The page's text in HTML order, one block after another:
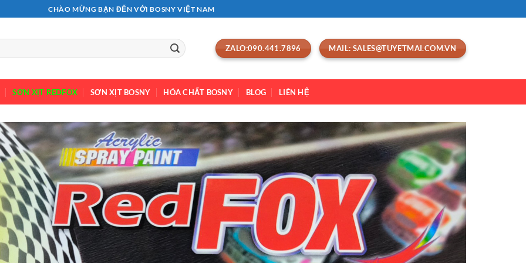
CHÀO MỪNG BẠN ĐẾN VỚI BOSNY VIỆT NAM
ZALO:090.441.7896 MAIL: SALES@TUYETMAI.COM.VN
SƠN XỊT REDFOX SƠN XỊT BOSNY HÓA CHẤT BOSNY BLOG LIÊN HỆ